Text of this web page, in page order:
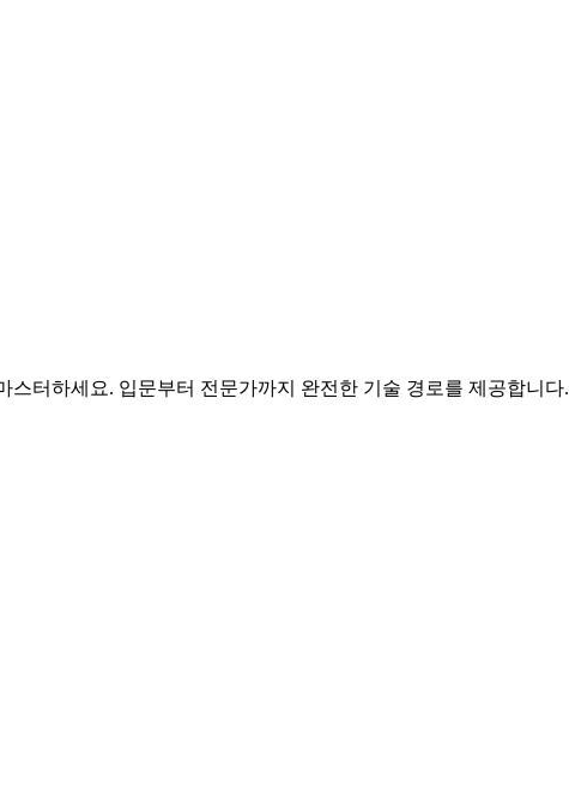
터하세요. 입문부터 전문가까지 완전한 기술 경로를 제공합니다.